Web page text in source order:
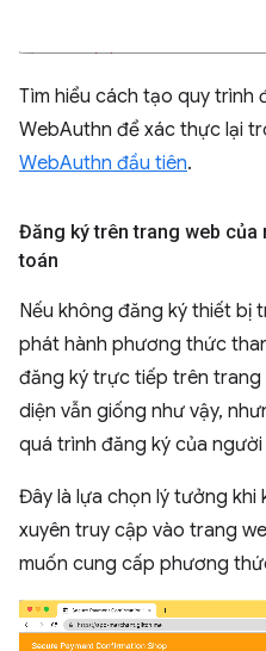
Tìm hiểu cách tạo quy trình
WebAuthn để xác thực lại
WebAuthn đầu tiên.
Đăng ký trên trang web của
toán
Nếu không đăng ký thiết bị
phát hành phương thức
đăng ký trực tiếp trên trang
diện vẫn giống như vậy,
quá trình đăng ký của
Đây là lựa chọn lý tưởng
xuyên truy cập vào trang
muốn cung cấp phương